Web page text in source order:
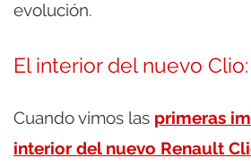
evolución.
El interior del nuevo
Cuando vimos las primeras
interior del nuevo Renault